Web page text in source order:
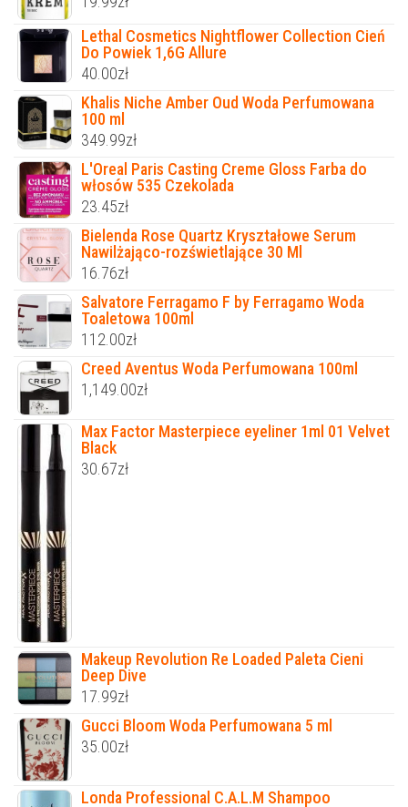
Lethal Cosmetics Nightflower Collection Cień
Do Powiek 1,6G Allure
40.00zł
Khalis Niche Amber Oud Woda Perfumowana
100 ml
349.99zł
L'Oreal Paris Casting Creme Gloss Farba do
włosów 535 Czekolada
23.45zł
Bielenda Rose Quartz Kryształowe Serum
Nawilżająco-rozświetlające 30 Ml
16.76zł
Salvatore Ferragamo F by Ferragamo Woda
Toaletowa 100ml
112.00zł
Creed Aventus Woda Perfumowana 100ml
1,149.00zł
Max Factor Masterpiece eyeliner 1ml 01 Velvet
Black
30.67zł
Makeup Revolution Re Loaded Paleta Cieni
Deep Dive
17.99zł
Gucci Bloom Woda Perfumowana 5 ml
35.00zł
Londa Professional C.A.L.M Shampoo